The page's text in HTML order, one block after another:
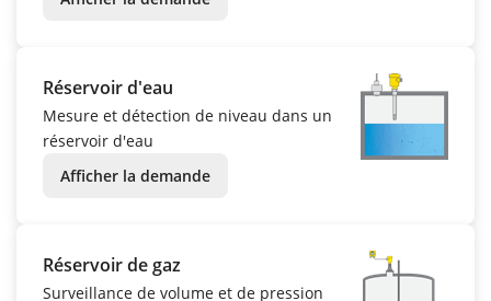
Réservoir d'eau
Mesure et détection de niveau dans un
réservoir d'eau
Afficher la demande
Réservoir de gaz
Surveillance de volume et de pression